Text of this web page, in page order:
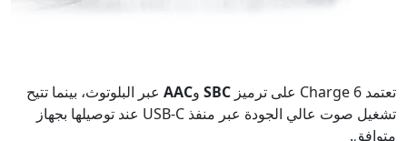
تعتمد Charge 6 على ترميز SBC وAAC عبر البلوتوث، بينما تتيح
تشغيل صوت عالي الجودة عبر منفذ USB-C عند توصيلها بجهاز
متوافق.